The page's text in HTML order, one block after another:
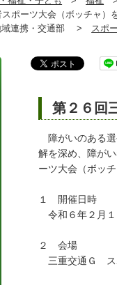
ポーツ大会（ボッチャ）
連携・交通部 > スポ
第２６回
障がいのある選
解を深め、障が
ーツ大会（ボッ
１ 開催日時
令和６年２月１
２ 会場
三重交通Ｇ ス